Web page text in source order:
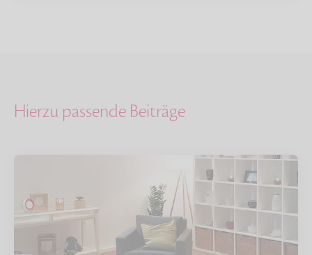
Hierzu passende Beiträge